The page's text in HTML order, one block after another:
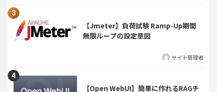
【Jmeter】負荷試験 Ramp-Up期間
無限ループの設定意図
サイト管理者
【Open WebUI】簡単に作れるRAGチ